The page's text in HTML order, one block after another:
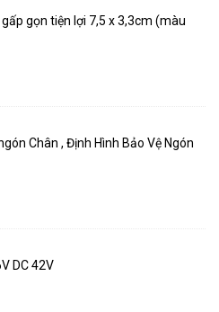
gọn tiện lợi 7,5 x 3,3cm (màu
Chân , Định Hình Bảo Vệ Ngón
DC 42V